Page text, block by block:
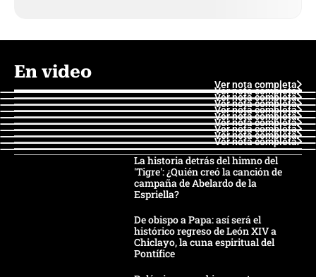
En video
Ver nota completa
Ver nota completa
Ver nota completa
Ver nota completa
Ver nota completa
Ver nota completa
Ver nota completa
Ver nota completa
Ver nota completa
Ver nota completa
La historia detrás del himno del
'Tigre': ¿Quién creó la canción de
campaña de Abelardo de la
Espriella?
De obispo a Papa: así será el
histórico regreso de León XIV a
Chiclayo, la cuna espiritual del
Pontífice